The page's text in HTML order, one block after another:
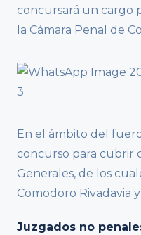
concursará un cargo
la Cámara Penal de
En el ámbito del
concurso para cubrir
Generales, de los
Comodoro Rivadavia
Juzgados no